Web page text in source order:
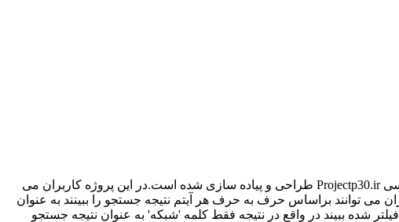
Projectp30.ir طراحی و پیاده سازی شده است.در این پروژه کاربران می
می توانند براساس حرف به حرف هر آیتم نتیجه جستجو را ببینند به عنوان
شده ببیند در واقع در نتیجه فقط کلمه 'شبکه' به عنوان نتیجه جستجو